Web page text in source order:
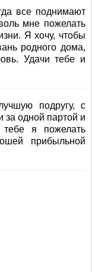
все поднимают
мне пожелать
Я хочу, чтобы
родного дома,
Удачи тебе и
подругу, с
за одной партой и
тебе я пожелать
прибыльной